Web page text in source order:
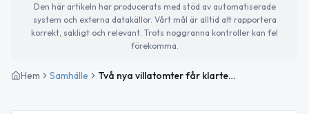
Den här artikeln har producerats med stöd av automatiserade
system och externa datakällor. Vårt mål är alltid att rapportera
korrekt, sakligt och relevant. Trots noggranna kontroller kan fel
förekomma.
Hem Samhälle Två nya villatomter får klartecken i Vesslunda